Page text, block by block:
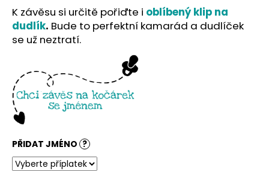
K závěsu si určitě pořiďte i oblíbený klip na
dudlík. Bude to perfektní kamarád a dudlíček
se už neztratí.
PŘIDAT JMÉNO ?
č
u
j
m
e